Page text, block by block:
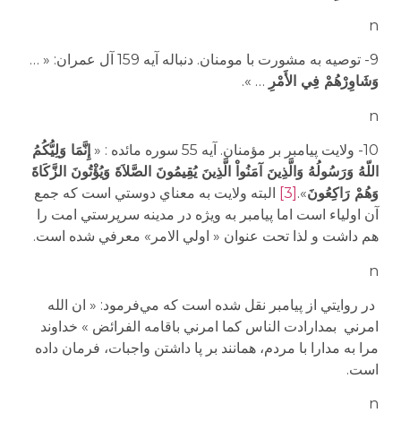
n
9- توصيه به مشورت با مومنان. دنباله آيه 159 آل عمران: « …
وَشَاوِرْهُمْ فِي الأَمْرِ … ».
n
10- ولايت پيامبر بر مؤمنان. آيه 55 سوره مائده : «
إِنَّمَا وَلِيُّكُمُ
اللّهُ وَرَسُولُهُ وَالَّذِينَ آمَنُواْ الَّذِينَ يُقِيمُونَ الصَّلاَةَ وَيُؤْتُونَ الزَّكَاةَ
وَهُمْ رَاكِعُونَ».
البته ولايت به معناي دوستي است كه جمع
آن اولياء است اما پيامبر به ويژه در مدينه سرپرستي امت را
هم داشت و لذا تحت عنوان « اولي الامر» معرفي شده است.
n
در روايتي از پيامبر نقل شده است كه مي‌فرمود: « ان الله
امرني بمدارادت الناس كما امرني باقامه الفرائض » خداوند
مرا به مدارا با مردم، همانند بر پا داشتن واجبات، فرمان داده
است.
n